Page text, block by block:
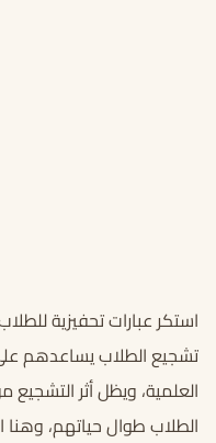
استكر عبارات تحفيزية
تشجيع الطلاب يساعدهم
العلمية، ويظل أثر
الطلاب طوال حياتهم،